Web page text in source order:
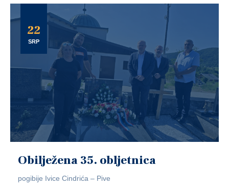
22
SRP
Obilježena 35. obljetnica
pogibije Ivice Cindrića – Pive